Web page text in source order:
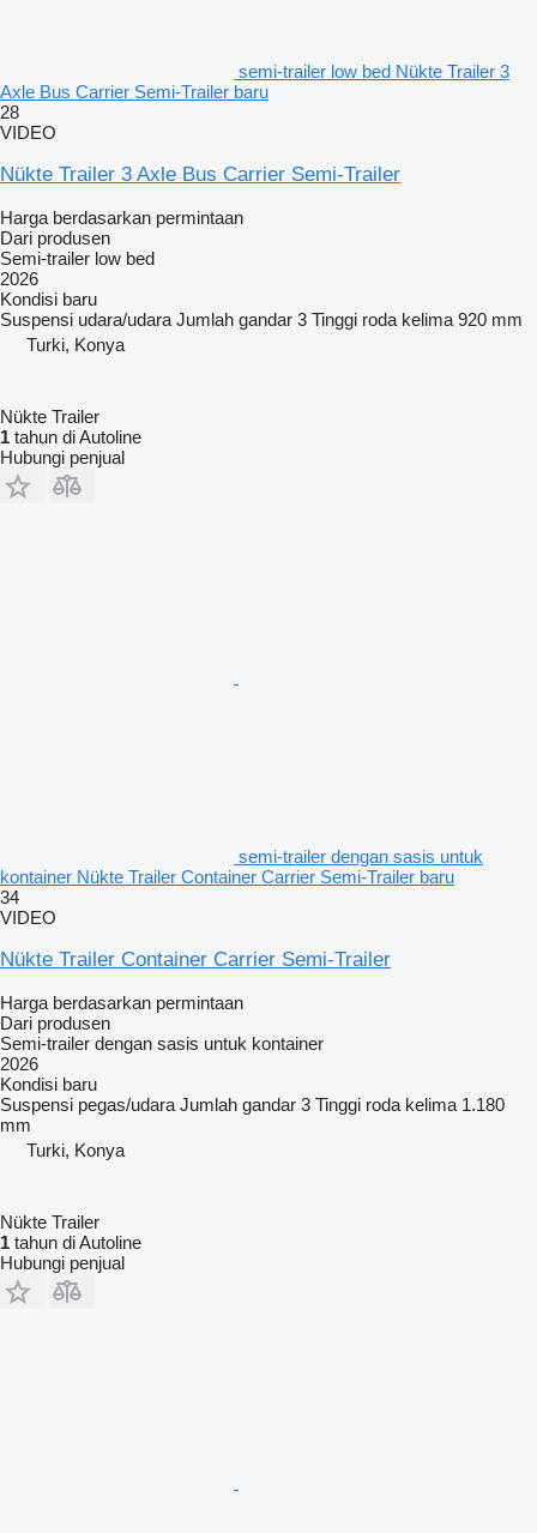
semi-trailer low bed Nükte Trailer 3
Axle Bus Carrier Semi-Trailer baru
28
VIDEO
Nükte Trailer 3 Axle Bus Carrier Semi-Trailer
Harga berdasarkan permintaan
Dari produsen
Semi-trailer low bed
2026
Kondisi baru
Suspensi udara/udara Jumlah gandar 3 Tinggi roda kelima 920 mm
Turki, Konya
Nükte Trailer
1 tahun di Autoline
Hubungi penjual
semi-trailer dengan sasis untuk
kontainer Nükte Trailer Container Carrier Semi-Trailer baru
34
VIDEO
Nükte Trailer Container Carrier Semi-Trailer
Harga berdasarkan permintaan
Dari produsen
Semi-trailer dengan sasis untuk kontainer
2026
Kondisi baru
Suspensi pegas/udara Jumlah gandar 3 Tinggi roda kelima 1.180
mm
Turki, Konya
Nükte Trailer
1 tahun di Autoline
Hubungi penjual